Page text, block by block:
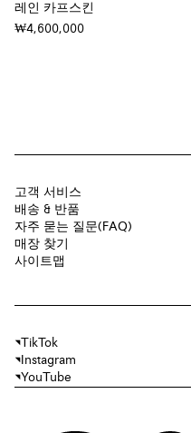
레인 카프스킨
₩4,600,000
고객 서비스
배송 & 반품
자주 묻는 질문(FAQ)
매장 찾기
사이트맵
TikTok
Instagram
YouTube